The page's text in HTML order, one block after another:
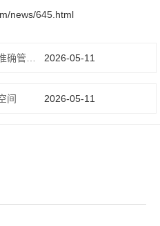
news/645.html
2026-05-11
间 2026-05-11